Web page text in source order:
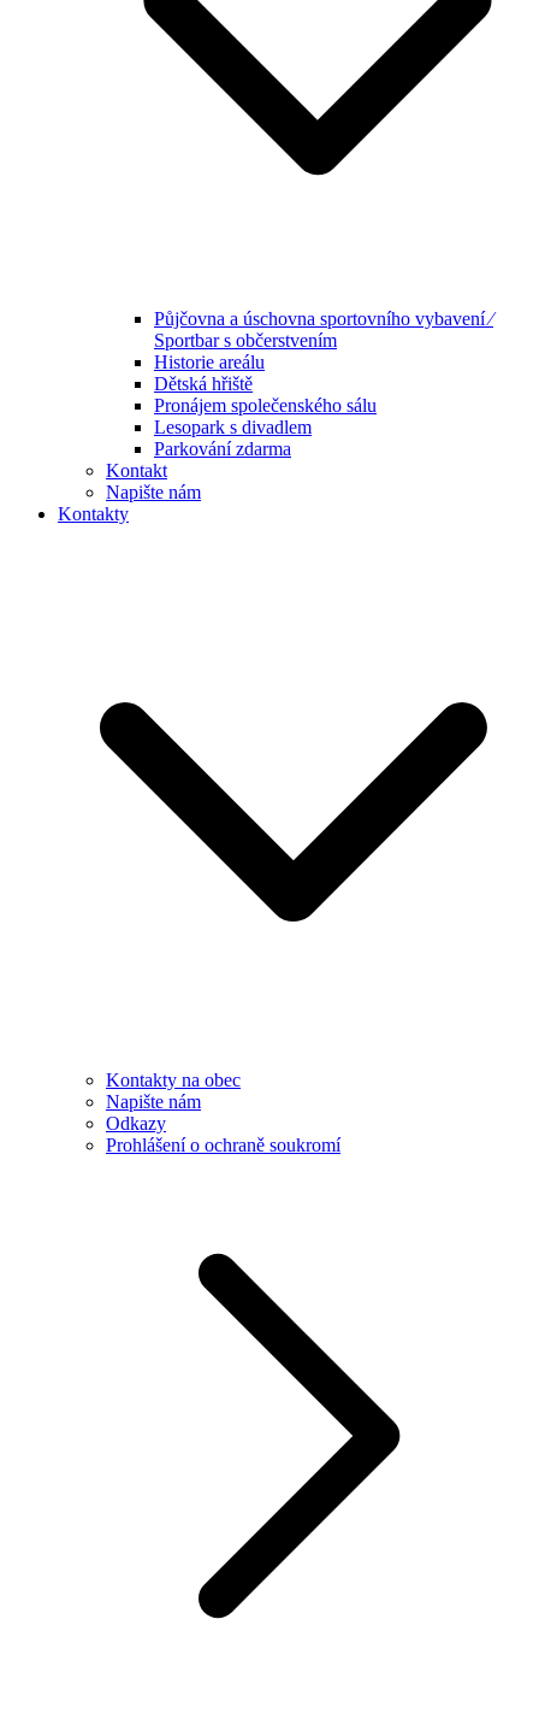
Půjčovna a úschovna sportovního vybavení ⁄
Sportbar s občerstvením
Historie areálu
Dětská hřiště
Pronájem společenského sálu
Lesopark s divadlem
Parkování zdarma
Kontakt
Napište nám
Kontakty
Kontakty na obec
Napište nám
Odkazy
Prohlášení o ochraně soukromí